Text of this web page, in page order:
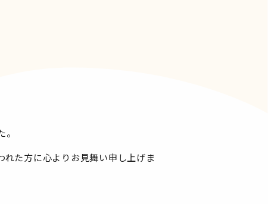
た方に心よりお見舞い申し上げま